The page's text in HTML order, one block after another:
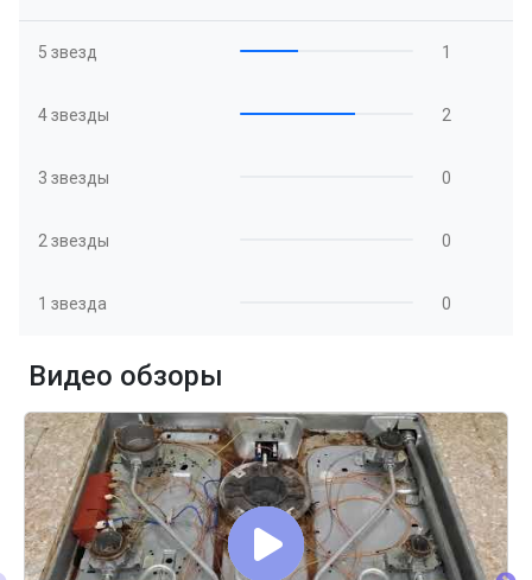
5 звезд 1
4 звезды 2
3 звезды 0
2 звезды 0
1 звезда 0
Видео обзоры